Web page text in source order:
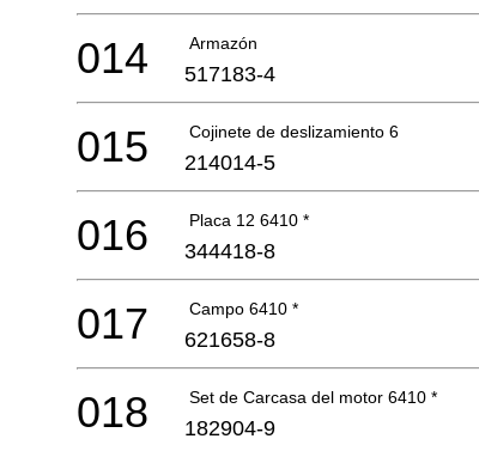
Armazón
014 517183-4
Cojinete de deslizamiento 6
015 214014-5
Placa 12 6410 *
016 344418-8
Campo 6410 *
017 621658-8
Set de Carcasa del motor 6410 *
018 182904-9